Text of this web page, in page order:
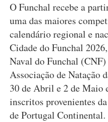
O Funchal recebe a
uma das maiores
calendário regional e
Cidade do Funchal
Naval do Funchal
Associação de Natação
30 de Abril e 2 de Maio
inscritos provenientes
de Portugal Continental.